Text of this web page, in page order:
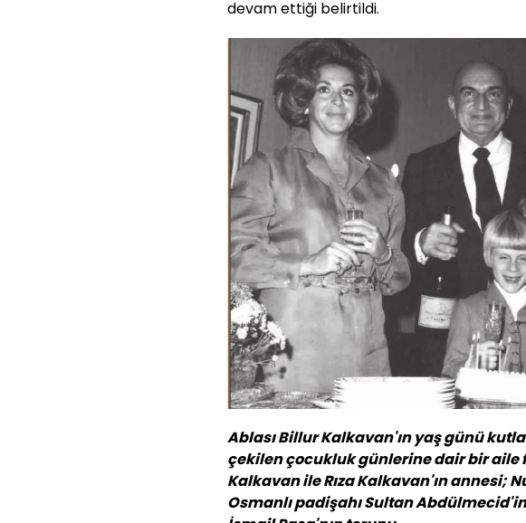
devam ettiği belirtildi.
Ablası Billur Kalkavan'ın yaş günü
çekilen çocukluk günlerine dair bir aile
Kalkavan ile Rıza Kalkavan'ın annesi;
Osmanlı padişahı Sultan